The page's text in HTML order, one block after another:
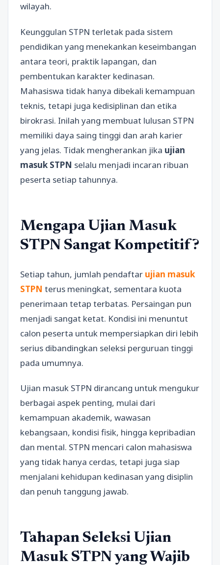
wilayah.
Keunggulan STPN terletak pada sistem
pendidikan yang menekankan keseimbangan
antara teori, praktik lapangan, dan
pembentukan karakter kedinasan.
Mahasiswa tidak hanya dibekali kemampuan
teknis, tetapi juga kedisiplinan dan etika
birokrasi. Inilah yang membuat lulusan STPN
memiliki daya saing tinggi dan arah karier
yang jelas. Tidak mengherankan jika ujian
masuk STPN selalu menjadi incaran ribuan
peserta setiap tahunnya.
Mengapa Ujian Masuk
STPN Sangat Kompetitif?
Setiap tahun, jumlah pendaftar ujian masuk
STPN terus meningkat, sementara kuota
penerimaan tetap terbatas. Persaingan pun
menjadi sangat ketat. Kondisi ini menuntut
calon peserta untuk mempersiapkan diri lebih
serius dibandingkan seleksi perguruan tinggi
pada umumnya.
Ujian masuk STPN dirancang untuk mengukur
berbagai aspek penting, mulai dari
kemampuan akademik, wawasan
kebangsaan, kondisi fisik, hingga kepribadian
dan mental. STPN mencari calon mahasiswa
yang tidak hanya cerdas, tetapi juga siap
menjalani kehidupan kedinasan yang disiplin
dan penuh tanggung jawab.
Tahapan Seleksi Ujian
Masuk STPN yang Wajib